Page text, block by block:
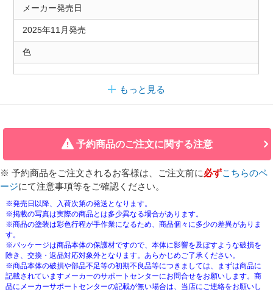
メーカー発売日
2025年11月発売
色
もっと見る
予約商品のご注文に関する注意
※ 予約商品をご注文されるお客様は、ご注文前に必ずこちらのペ
ージにて注意事項等をご確認ください。
※発売日以降、入荷次第の発送となります。
※掲載の写真は実際の商品とは多少異なる場合があります。
※商品の塗装は彩色行程が手作業になるため、商品個々に多少の差異がありま
す。
※パッケージは商品本体の保護材ですので、本体に影響を及ぼすような破損を
除き、交換・返品対応対象外となります。あらかじめご了承ください。
※商品本体の破損や部品不足等の初期不良品等につきましては、まずは商品に
記載されていますメーカーのサポートセンターにお問合せをお願いします。商
品にメーカーサポートセンターの記載が無い場合は、当店にご連絡をお願いし